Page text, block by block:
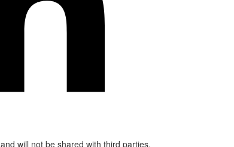
will not be shared with third parties.